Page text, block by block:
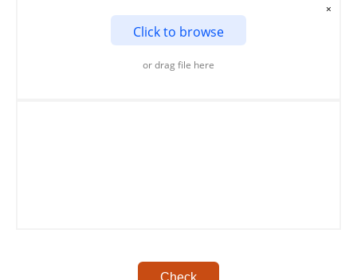
Click to browse
or drag file here
×